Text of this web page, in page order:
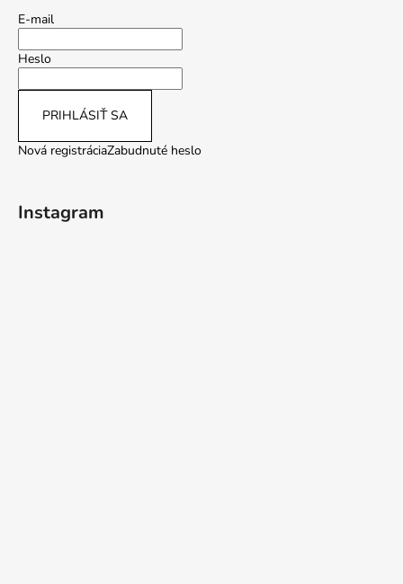
E-mail
Heslo
PRIHLÁSIŤ SA
Nová registráciaZabudnuté heslo
Instagram